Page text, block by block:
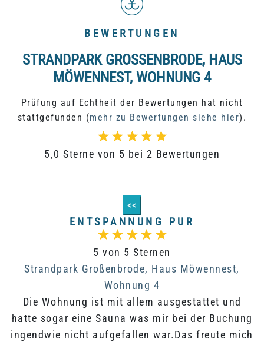
BEWERTUNGEN
STRANDPARK GROSSENBRODE, HAUS M
ÖWENNEST, WOHNUNG 4
Prüfung auf Echtheit der Bewertungen hat nicht
stattgefunden (mehr zu Bewertungen siehe hier).
5,0 Sterne von 5 bei 2 Bewertungen
<<
ENTSPANNUNG PUR
5 von 5 Sternen
Strandpark Großenbrode, Haus Möwennest,
Wohnung 4
Die Wohnung ist mit allem ausgestattet und
hatte sogar eine Sauna was mir bei der Buchung
ingendwie nicht aufgefallen war.Das freute mich